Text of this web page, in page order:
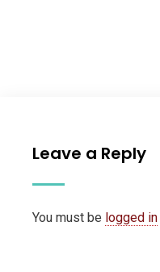
Leave a Reply
You must be logged in